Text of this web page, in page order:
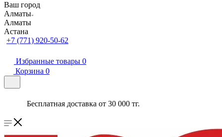
Ваш город
Алматы
Алматы
Астана
+7 (771) 920-50-62
Избранные товары 0
Корзина 0
Бесплатная доставка от 30 000 тг.